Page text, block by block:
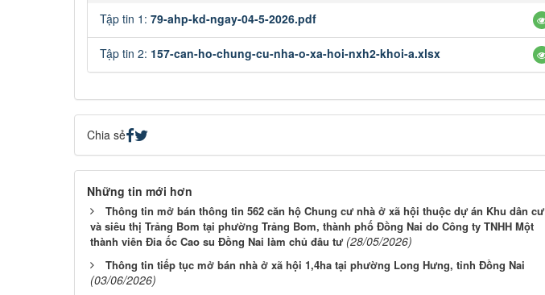
Tập tin 1: 79-ahp-kd-ngay-04-5-2026.pdf
Tập tin 2: 157-can-ho-chung-cu-nha-o-xa-hoi-nxh2-khoi-a.xlsx
Chia sẻ
Những tin mới hơn
Thông tin mở bán thông tin 562 căn hộ Chung cư nhà ở xã hội thuộc dự án Khu dân cư
và siêu thị Trảng Bom tại phường Trảng Bom, thành phố Đồng Nai do Công ty TNHH Một
thành viên Đia ốc Cao su Đồng Nai làm chủ đâu tư (28/05/2026)
Thông tin tiếp tục mở bán nhà ở xã hội 1,4ha tại phường Long Hưng, tỉnh Đồng Nai
(03/06/2026)